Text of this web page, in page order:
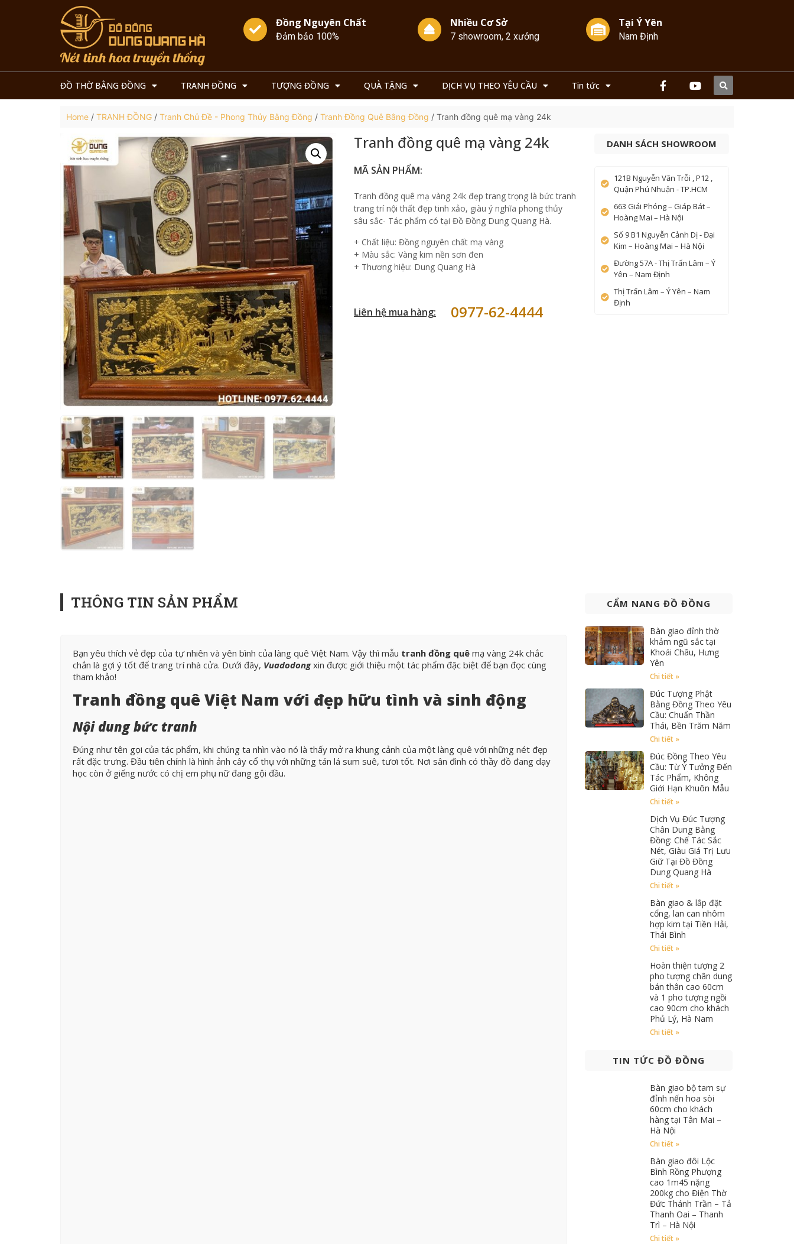
Đồng Nguyên Chất
Đảm bảo 100%
Nhiều Cơ Sở
7 showroom, 2 xưởng
Tại Ý Yên
Nam Định
ĐỒ THỜ BẰNG ĐỒNG TRANH ĐỒNG TƯỢNG ĐỒNG QUÀ TẶNG DỊCH VỤ THEO YÊU CẦU Tin tức
Home / TRANH ĐỒNG / Tranh Chủ Đề - Phong Thủy Bằng Đồng / Tranh Đồng Quê Bằng Đồng / Tranh đồng quê mạ vàng 24k
Tranh đồng quê mạ vàng 24k
MÃ SẢN PHẨM:
Tranh đồng quê mạ vàng 24k đẹp trang trọng là bức tranh
trang trí nội thất đẹp tinh xảo, giàu ý nghĩa phong thủy
sâu sắc- Tác phẩm có tại Đồ Đồng Dung Quang Hà.
+ Chất liệu: Đồng nguyên chất mạ vàng
+ Màu sắc: Vàng kim nền sơn đen
+ Thương hiệu: Dung Quang Hà
Liên hệ mua hàng: 0977-62-4444
DANH SÁCH SHOWROOM
121B Nguyễn Văn Trỗi , P12 ,
Quận Phú Nhuận - TP.HCM
663 Giải Phóng – Giáp Bát –
Hoàng Mai – Hà Nội
Số 9 B1 Nguyễn Cảnh Dị - Đại
Kim – Hoàng Mai – Hà Nội
Đường 57A - Thị Trấn Lâm – Ý
Yên – Nam Định
Thị Trấn Lâm – Ý Yên – Nam
Định
THÔNG TIN SẢN PHẨM
Bạn yêu thích vẻ đẹp của tự nhiên và yên bình của làng quê Việt Nam. Vậy thì mẫu tranh đồng quê mạ vàng 24k chắc
chắn là gợi ý tốt để trang trí nhà cửa. Dưới đây, Vuadodongxin được giới thiệu một tác phẩm đặc biệt để bạn đọc cùng
tham khảo!
Tranh đồng quê Việt Nam với đẹp hữu tình và sinh động
Nội dung bức tranh
Đúng như tên gọi của tác phẩm, khi chúng ta nhìn vào nó là thấy mở ra khung cảnh của một làng quê với những nét đẹp
rất đặc trưng. Đầu tiên chính là hình ảnh cây cổ thụ với những tán lá sum suê, tươi tốt. Nơi sân đình có thầy đồ đang dạy
học còn ở giếng nước có chị em phụ nữ đang gội đầu.
CẨM NANG ĐỒ ĐỒNG
Bàn giao đỉnh thờ
khảm ngũ sắc tại
Khoái Châu, Hưng
Yên
Chi tiết »
Đúc Tượng Phật
Bằng Đồng Theo Yêu
Cầu: Chuẩn Thần
Thái, Bền Trăm Năm
Chi tiết »
Đúc Đồng Theo Yêu
Cầu: Từ Ý Tưởng Đến
Tác Phẩm, Không
Giới Hạn Khuôn Mẫu
Chi tiết »
Dịch Vụ Đúc Tượng
Chân Dung Bằng
Đồng: Chế Tác Sắc
Nét, Giàu Giá Trị Lưu
Giữ Tại Đồ Đồng
Dung Quang Hà
Chi tiết »
Bàn giao & lắp đặt
cổng, lan can nhôm
hợp kim tại Tiền Hải,
Thái Bình
Chi tiết »
Hoàn thiện tượng 2
pho tượng chân dung
bán thân cao 60cm
và 1 pho tượng ngồi
cao 90cm cho khách
Phủ Lý, Hà Nam
Chi tiết »
TIN TỨC ĐỒ ĐỒNG
Bàn giao bộ tam sự
đỉnh nến hoa sòi
60cm cho khách
hàng tại Tân Mai –
Hà Nội
Chi tiết »
Bàn giao đôi Lộc
Bình Rồng Phượng
cao 1m45 nặng
200kg cho Điện Thờ
Đức Thánh Trần – Tả
Thanh Oai – Thanh
Trì – Hà Nội
Chi tiết »